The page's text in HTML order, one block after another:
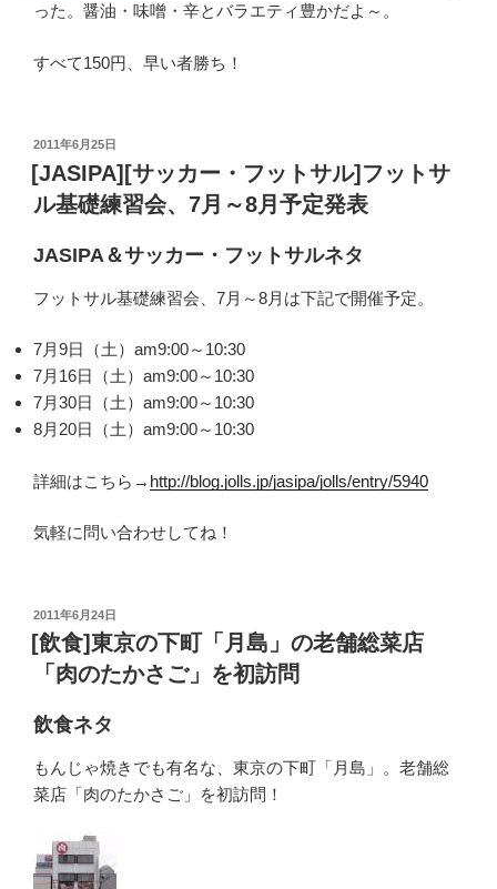
った。醤油・味噌・辛とバラエティ豊かだよ～。
すべて150円、早い者勝ち！
投
稿
日:
2011年6月25日
[JASIPA][サッカー・フットサル]フットサ
ル基礎練習会、7月～8月予定発表
JASIPA＆サッカー・フットサルネタ
フットサル基礎練習会、7月～8月は下記で開催予定。
7月9日（土）am9:00～10:30
7月16日（土）am9:00～10:30
7月30日（土）am9:00～10:30
8月20日（土）am9:00～10:30
詳細はこちら→ http://blog.jolls.jp/jasipa/jolls/entry/5940
気軽に問い合わせしてね！
投
稿
日:
2011年6月24日
[飲食]東京の下町「月島」の老舗総菜店
「肉のたかさご」を初訪問
飲食ネタ
もんじゃ焼きでも有名な、東京の下町「月島」。老舗総
菜店「肉のたかさご」を初訪問！